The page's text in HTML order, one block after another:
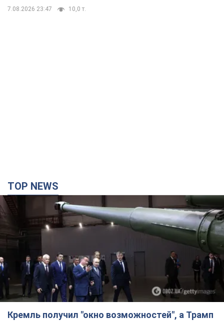
7.08.2026 23:47 10,0 т.
TOP NEWS
Кремль получил "окно возможностей", а Трамп